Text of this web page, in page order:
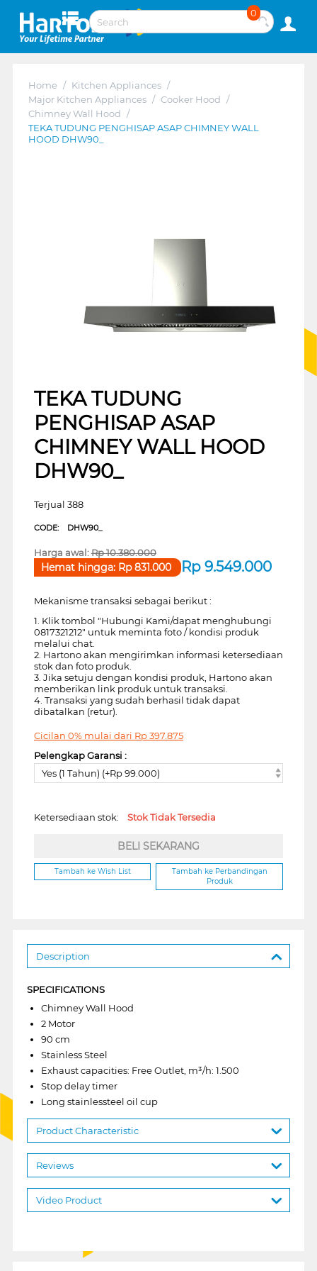
0
Home / Kitchen Appliances /
Major Kitchen Appliances / Cooker Hood /
Chimney Wall Hood /
TEKA TUDUNG PENGHISAP ASAP CHIMNEY WALL
HOOD DHW90_
TEKA TUDUNG
PENGHISAP ASAP
CHIMNEY WALL HOOD
DHW90_
Terjual 388
CODE: DHW90_
Harga awal:Rp10.380.000
Rp 9.549.000
Hemat hingga: Rp831.000
Mekanisme transaksi sebagai berikut :
1. Klik tombol "Hubungi Kami/dapat menghubungi
0817321212" untuk meminta foto / kondisi produk
melalui chat.
2. Hartono akan mengirimkan informasi ketersediaan
stok dan foto produk.
3. Jika setuju dengan kondisi produk, Hartono akan
memberikan link produk untuk transaksi.
4. Transaksi yang sudah berhasil tidak dapat
dibatalkan (retur).
Cicilan 0% mulai dari Rp397.875
Pelengkap Garansi :
Yes (1 Tahun) (+Rp 99.000)
Ketersediaan stok: Stok Tidak Tersedia
BELI SEKARANG
Tambah ke Wish List
Tambah ke Perbandingan
Produk
Description
SPECIFICATIONS
Chimney Wall Hood
2 Motor
90 cm
Stainless Steel
Exhaust capacities: Free Outlet, m³/h: 1.500
Stop delay timer
Long stainlessteel oil cup
Product Characteristic
Reviews
Video Product